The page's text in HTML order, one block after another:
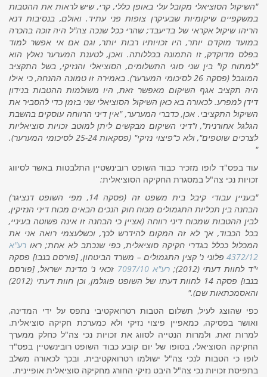
"השיקול הסוציאלי מקובל עלי באופן כללי, קרי, שיש לראות את ההטבות
במשקפיים שיקומיות שבעיקרן צופות פני עתיד. ואולם, בנסיבות דנא
הריהו שיקול אקראי של בדיעבד; שהרי ככל שנכה צה"ל היה זוכה בהכרה
במועד מוקדם יותר, היו זכויותיו רבות יותר, וגם אם אי אפשר למוד
בפלס מדוקדק, זו התמונה בכללותה. ואכן, לטענת המערער נאלץ הוא
"למתוח קו" בין שני סוגי התשלומים, הסוציאלי והנזיקי, בשל התקציב
המוגבל (פסקה 26 לסיכומי המערער). באמירה זו טמונה ההנחה, כי אילו
היה תקציב אגף השיקום מאפשר זאת, היו משולמות ההטבות בנידון
דידן למפרע. לכאורה בא כאן השיקול הסוציאלי שני בזמן כדי להסביר את
השיקול התקציבי. אכן, כדברי המערער, "אין דיני הרווחה עוסקים בהשבת
הגלגל אחורנית", ו"דיני השיקום מבקשים ליתן למוטב זכויות סוציאליות
לצרכים שוטפים", ולא כ"פיצוי נזיקי" (פסקאות 25-24 לסיכומי המערער).
"
עוד בפס"ד לופו מזכיר כבוד השופט רובינשטיין התלבטות באשר לסיווג
זכויות נכי צה"ל במסגרת החקיקה הסוציאלית:
"בעניין עבודי
קיבל בית משפט זה (פסקה 14, מפי השופט דנציגר)
הבחנה בין תכליות התגמולים מכוח חוק הנכים הבאים מכוח דיני הנזיקין,
לבין ההטבות שמכוח דיני רווחה (אציין כי הבחנה זו אינה פשוטה בעיניי,
בכל הכבוד, אך לא זה המקום להידרש לכך, וכשלעצמי רואה אני את
המכלול ככלל בגדרי חקיקה סוציאלית, כפי שנכתב לא אחת; ראו רע"א
4372/12 פלוני נ' קצין התגמולים – משרד הביטחון, [פורסם בנבו] פסקה
י"ד לחוות דעתי (2012);
רע"א 7097/10
זכאי נ' מדינת ישראל, [פורסם
בנבו] פסקה 14 לחוות דעתו של השופט פוגלמן, וכן חוות דעתי (2012)
והאסמכתאות שם)."
כפי שהוצג לעיל, תשלום הטבות רטרואקטיבי נתפס על ידי המדינה,
ואושר בפסיקה, כמאפיין פיצוי נזיקי ולא כמערכת חקיקה סוציאלית.
למרות זאת, ולמרות הנטייה לסווג את זכויות נכי צה"ל כחלק ממערך
החקיקה הסוציאלי, בסופו של יום קובע כבוד השופט רובינשטיין בפס"ד
לופו כי הטבות לנכי צה"ל ישולמו רטרואקטיבית, ובכך לכאורה משלב
בתפיסת זכויות נכי צה"ל היבט נזיקי החורג מחקיקה סוציאלית אופיינית.